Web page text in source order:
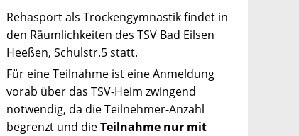
Rehasport als Trockengymnastik findet in
den Räumlichkeiten des TSV Bad Eilsen
Heeßen, Schulstr.5 statt.
Für eine Teilnahme ist eine Anmeldung
vorab über das TSV-Heim zwingend
notwendig, da die Teilnehmer-Anzahl
begrenzt und dieTeilnahme nur mit